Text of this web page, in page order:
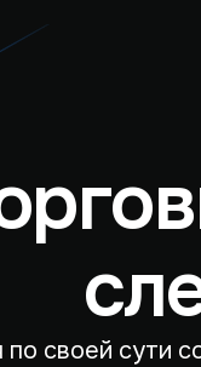
по своей сути